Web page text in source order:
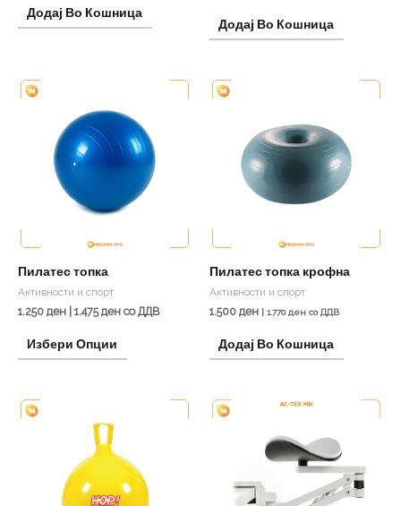
Додај Во Кошница
Додај Во Кошница
Пилатес топка
Активности и спорт
1.250 ден 1.475ден со ДДВ
Избери Опции
has
multiple
variants.
The
on
product
Пилатес топка крофна
Активности и спорт
1.500 ден 1.770ден со ДДВ
Додај Во Кошница
multiple
variants.